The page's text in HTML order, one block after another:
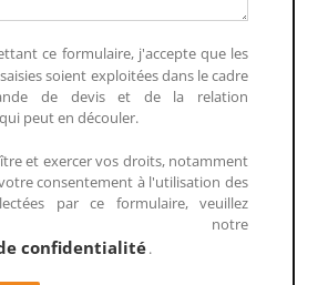
ce formulaire, j'accepte que les
soient exploitées dans le cadre
de devis et de la relation
peut en découler.
et exercer vos droits, notamment
consentement à l'utilisation des
par ce formulaire, veuillez
notre
confidentialité.